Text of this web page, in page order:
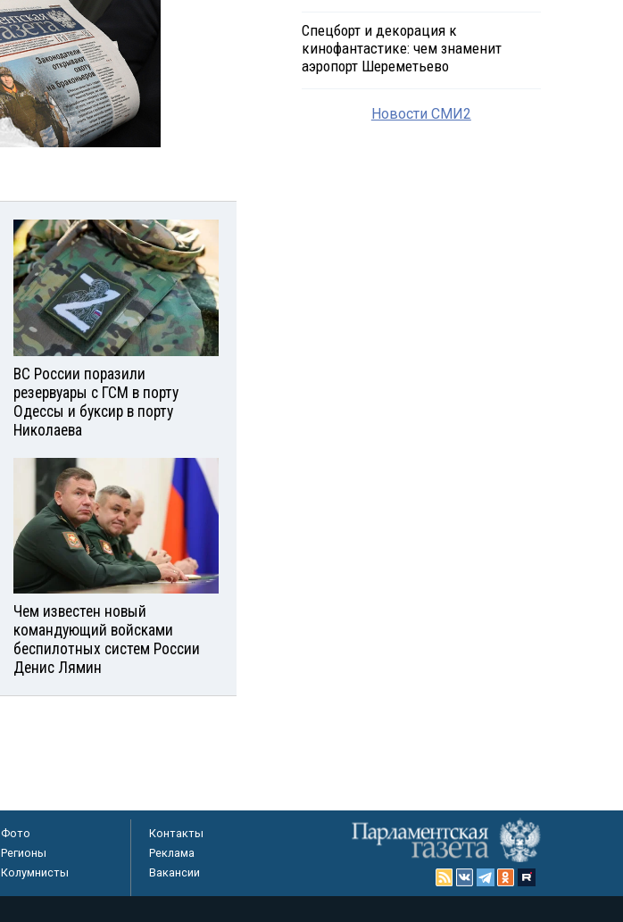
ВС России поразили
резервуары с ГСМ в порту
Одессы и буксир в порту
Николаева
Чем известен новый
командующий войсками
беспилотных систем России
Денис Лямин
Спецборт и декорация к
кинофантастике: чем знаменит
аэропорт Шереметьево
Новости СМИ2
Фото
Регионы
Колумнисты
Контакты
Реклама
Вакансии